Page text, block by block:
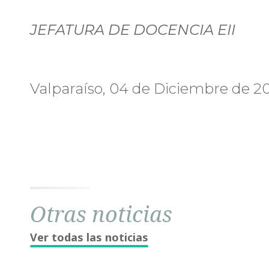
MAT302
Diferenciales
JEFATURA DE DOCENCIA EII
Valparaíso, 04 de Diciembre de
Otras noticias
Ver todas las noticias